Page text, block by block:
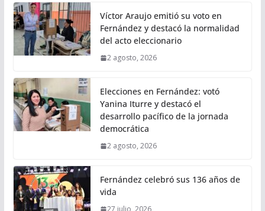
Víctor Araujo emitió su voto en
Fernández y destacó la normalidad
del acto eleccionario
2 agosto, 2026
Elecciones en Fernández: votó
Yanina Iturre y destacó el
desarrollo pacífico de la jornada
democrática
2 agosto, 2026
Fernández celebró sus 136 años de
vida
27 julio, 2026